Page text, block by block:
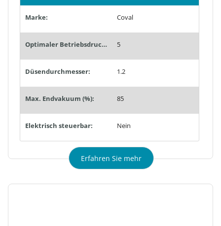
Marke: Coval
Optimaler Betriebsdruck (bar): 5
Düsendurchmesser: 1.2
Max. Endvakuum (%): 85
Elektrisch steuerbar: Nein
Erfahren Sie mehr